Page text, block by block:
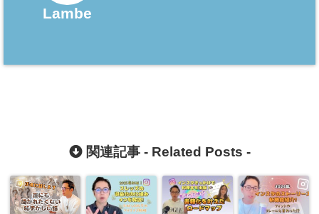
Lambe
関連記事 - Related Posts -